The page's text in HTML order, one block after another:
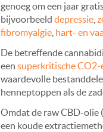
genoeg om een jaar
bijvoorbeeld depressie
fibromyalgie hart- en
De betreffende
een superkritische
waardevolle
henneptoppen als de
Omdat de raw CBD-olie
een koude